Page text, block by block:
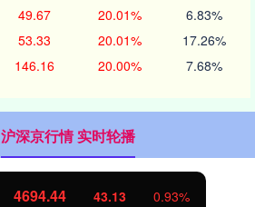
49.67 20.01% 6.83%
53.33 20.01% 17.26%
146.16 20.00% 7.68%
沪深京行情 实时轮播
4694.44 43.13 0.93%